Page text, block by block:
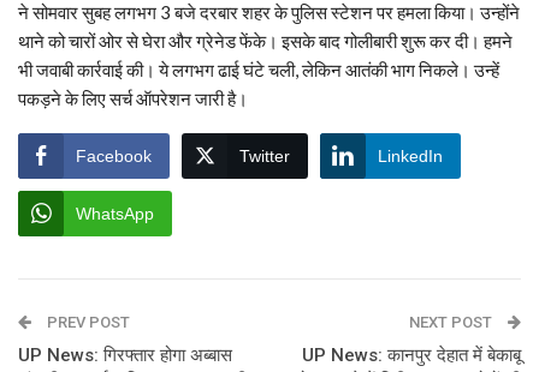
ने सोमवार सुबह लगभग 3 बजे दरबार शहर के पुलिस स्टेशन पर हमला किया। उन्होंने
थाने को चारों ओर से घेरा और ग्रेनेड फेंके। इसके बाद गोलीबारी शुरू कर दी। हमने
भी जवाबी कार्रवाई की। ये लगभग ढाई घंटे चली, लेकिन आतंकी भाग निकले। उन्हें
पकड़ने के लिए सर्च ऑपरेशन जारी है।
Facebook Twitter LinkedIn
WhatsApp
PREV POST
UP News: गिरफ्तार होगा अब्बास
NEXT POST
UP News: कानपुर देहात में बेकाबू